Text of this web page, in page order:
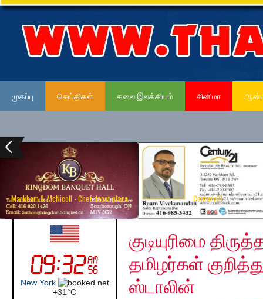
முகப்பு செய்திகள் கலை இலக்கியம் சினிமா
Markham & McNicoll - Chef depot plaza Century21
UK (London)
London
+27°C
Monday, December
குடியுரிமை
தமிழர்கள்
ஸ்டாலின்